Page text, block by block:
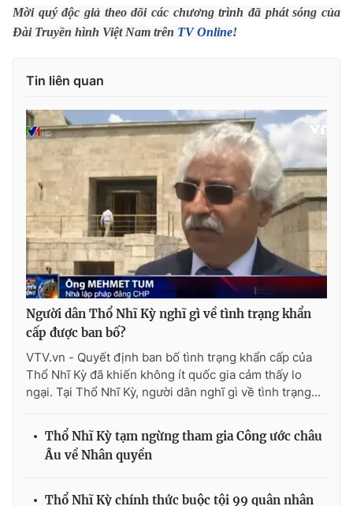
Sản phẩm
Tư vấn
Emagazine Podcast
Photo Infographic
Video Shorts video
VTV Money VTV Thể thao
VTV Sức khoẻ Bất động sản
Thị trường 24h Tấm lòng Việt
VTV9
Liên hệ tòa soạn English
Mời quý độc giả theo dõi các chương trình đã phát sóng của
Đài Truyền hình Việt Nam trên TV Online!
Tin liên quan
Người dân Thổ Nhĩ Kỳ nghĩ gì về tình trạng khẩn
cấp được ban bố?
VTV.vn - Quyết định ban bố tình trạng khẩn cấp của
Thổ Nhĩ Kỳ đã khiến không ít quốc gia cảm thấy lo
ngại. Tại Thổ Nhĩ Kỳ, người dân nghĩ gì về tình trạng...
Thổ Nhĩ Kỳ tạm ngừng tham gia Công ước châu
Âu về Nhân quyền
Thổ Nhĩ Kỳ chính thức buộc tội 99 quân nhân